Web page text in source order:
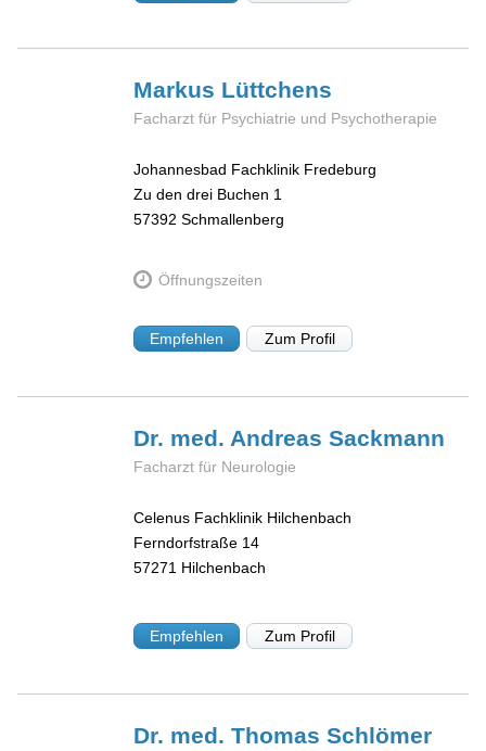
Markus Lüttchens
Facharzt für Psychiatrie und Psychotherapie
Johannesbad Fachklinik Fredeburg
Zu den drei Buchen 1
57392 Schmallenberg
Öffnungszeiten
Empfehlen Zum Profil
Dr. med. AndreasSackmann
Facharzt für Neurologie
Celenus Fachklinik Hilchenbach
Ferndorfstraße 14
57271 Hilchenbach
Empfehlen Zum Profil
Dr. med. ThomasSchlömer